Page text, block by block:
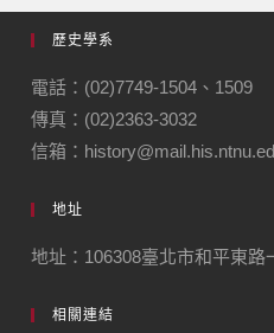
歷史學系
電話：(02)7749-1504、1509
傳真：(02)2363-3032
信箱：
地址
地址：106308臺北市和平東路
相關連結